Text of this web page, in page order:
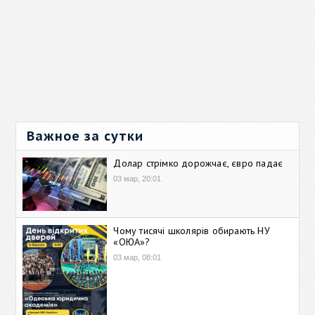
Важное за сутки
Долар стрімко дорожчає, євро падає
03 мар, 20:01
Чому тисячі школярів обирають НУ
«ОЮА»?
03 мар, 08:01